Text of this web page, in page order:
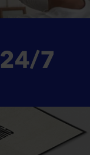
24/7